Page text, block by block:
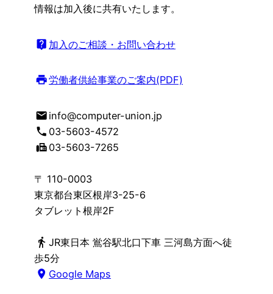
情報は加入後に共有いたします。
live_help 加入のご相談・お問い合わせ
print労働者供給事業のご案内(PDF)
mail info@computer-union.jp
phone 03-5603-4572
fax 03-5603-7265
〒 110-0003
東京都台東区根岸3-25-6
タブレット根岸2F
directions_walk JR東日本 鴬谷駅北口下車 三河島方面へ徒
歩5分
place Google Maps